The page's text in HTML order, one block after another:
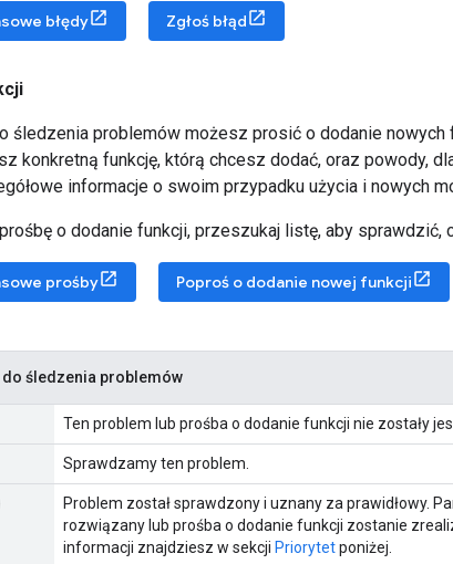
błędy Zgłoś błąd
śledzenia problemów możesz prosić o dodanie
konkretną funkcję, którą chcesz dodać, oraz powody,
informacje o swoim przypadku użycia i nowych
o dodanie funkcji, przeszukaj listę, aby sprawdzić,
prośby Poproś o dodanie nowej funkcji
do śledzenia problemów
Ten problem lub prośba o dodanie funkcji nie zostały
Sprawdzamy ten problem.
Problem został sprawdzony i uznany za prawidłowy.
rozwiązany lub prośba o dodanie funkcji zostanie
informacji znajdziesz w sekcji Priorytetponiżej.